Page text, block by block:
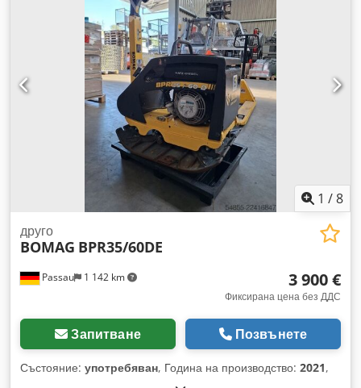
1 /8
Passau 1 142 km
друго
BOMAG BPR35/60DE
3 900 €
Фиксирана цена без ДДС
Запитване Позвънете
Състояние: употребяван, Година на производство: 2021,